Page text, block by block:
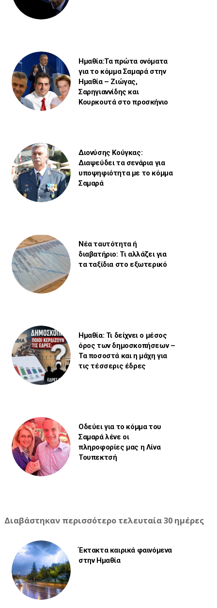
Ημαθία:Τα πρώτα ονόματα
για το κόμμα Σαμαρά στην
Ημαθία – Ζιώγας,
Σαρηγιαννίδης και
Κουρκουτά στο προσκήνιο
Διονύσης Κούγκας:
Διαψεύδει τα σενάρια για
υποψηφιότητα με το κόμμα
Σαμαρά
Νέα ταυτότητα ή
διαβατήριο: Τι αλλάζει για
τα ταξίδια στο εξωτερικό
Ημαθία: Τι δείχνει ο μέσος
όρος των δημοσκοπήσεων –
Τα ποσοστά και η μάχη για
τις τέσσερις έδρες
Οδεύει για το κόμμα του
Σαμαρά λένε οι
πληροφορίες μας η Λίνα
Τουπεκτσή
Διαβάστηκαν περισσότερο τελευταία 30 ημέρες
Έκτακτα καιρικά φαινόμενα
στην Ημαθία